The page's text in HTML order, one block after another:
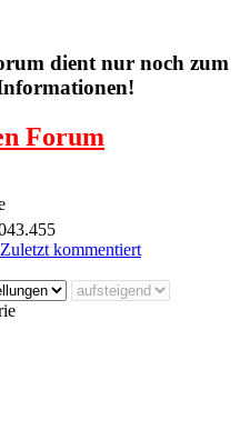
dient nur noch zum
Forum
Zuletzt kommentiert